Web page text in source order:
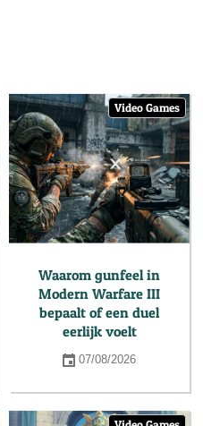
Video Games
Waarom gunfeel in
Modern Warfare III
bepaalt of een duel
eerlijk voelt
07/08/2026